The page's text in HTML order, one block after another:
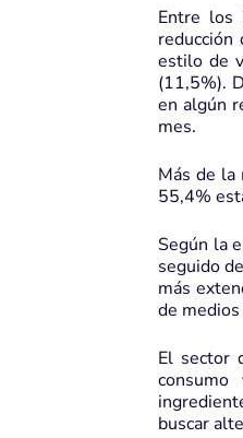
Entre los
estilo de
(11,5%).
en algún
mes.
Más de la
55,4%
Según la
seguido
más
de
El sector
buscar